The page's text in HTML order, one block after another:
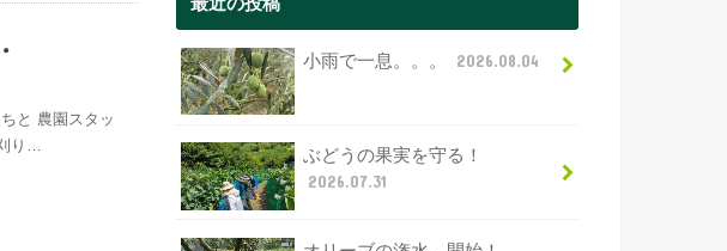
と 農園スタッ
り…
小雨で一息。。。 2026.08.04
ぶどうの果実を守る！
2026.07.31